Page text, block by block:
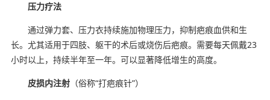
压力疗法
通过弹力套、压力衣持续施加物理压力，抑制疤痕血供和生
长。尤其适用于四肢、躯干的术后或烧伤后疤痕。需要每天佩戴23
小时以上，持续半年至一年。可以显著降低增生的高度。
皮损内注射（俗称“打疤痕针”）